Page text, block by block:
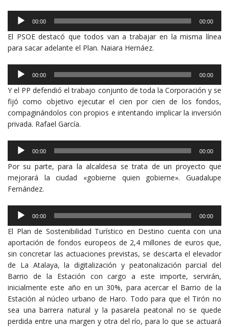
Reproductor
audio
00:00 00:00
El PSOE destacó que todos van a trabajar en la misma línea
para sacar adelante el Plan. Naiara Hernáez.
Reproductor
audio
00:00 00:00
Y el PP defendió el trabajo conjunto de toda la Corporación y se
fijó como objetivo ejecutar el cien por cien de los fondos,
compaginándolos con propios e intentando implicar la inversión
privada. Rafael García.
Reproductor
audio
00:00 00:00
Por su parte, para la alcaldesa se trata de un proyecto que
mejorará la ciudad «gobierne quien gobierne». Guadalupe
Fernández.
Reproductor
audio
00:00 00:00
El Plan de Sostenibilidad Turístico en Destino cuenta con una
aportación de fondos europeos de 2,4 millones de euros que,
sin concretar las actuaciones previstas, se descarta el elevador
de La Atalaya, la digitalización y peatonalización parcial del
Barrio de la Estación con cargo a este importe, servirán,
inicialmente este año en un 30%, para acercar el Barrio de la
Estación al núcleo urbano de Haro. Todo para que el Tirón no
sea una barrera natural y la pasarela peatonal no se quede
perdida entre una margen y otra del río, para lo que se actuará